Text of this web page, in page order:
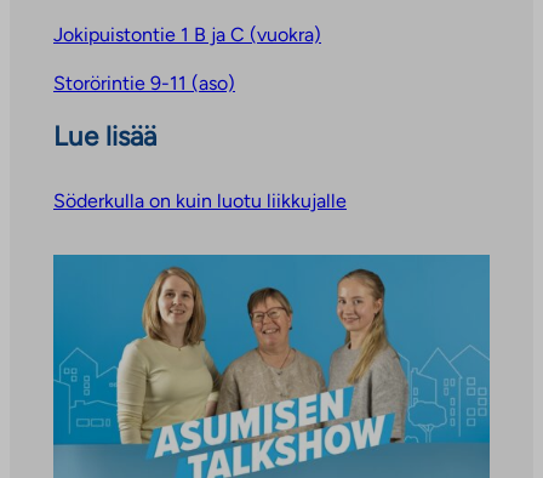
Jokipuistontie 1 B ja C (vuokra)
Storörintie 9-11 (aso)
Lue lisää
Söderkulla on kuin luotu liikkujalle